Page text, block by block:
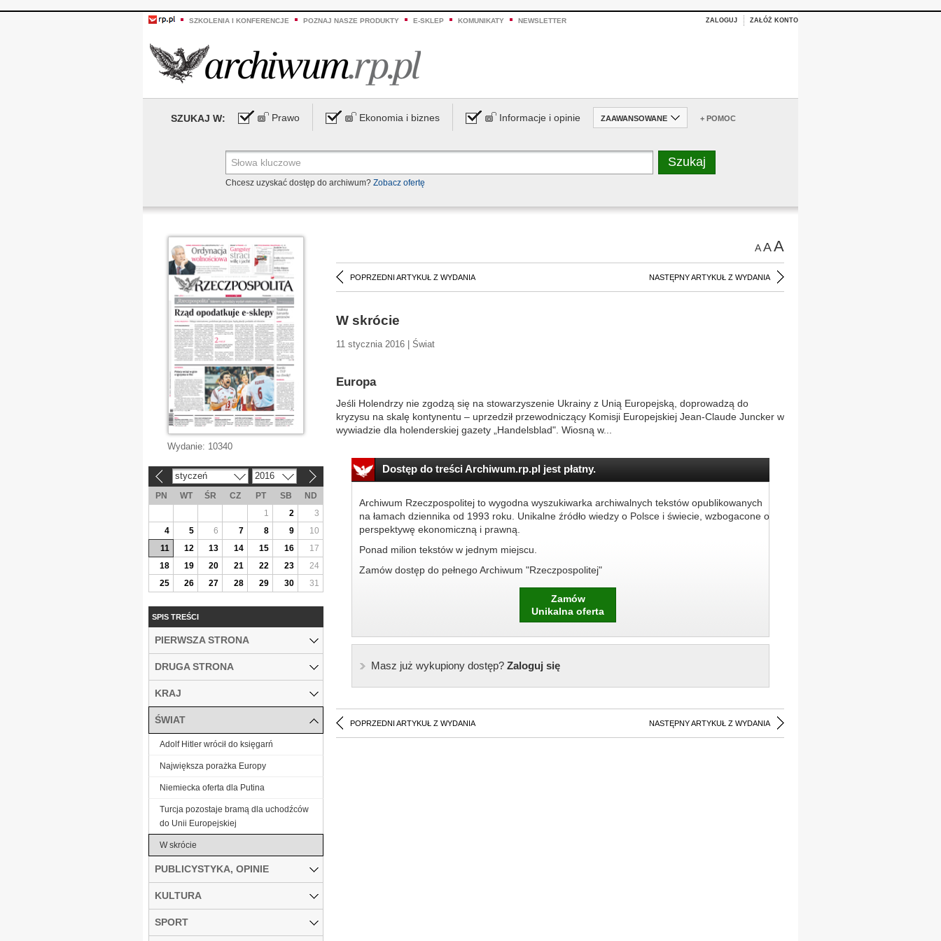
SZKOLENIA I KONFERENCJE POZNAJ NASZE PRODUKTY E-SKLEP KOMUNIKATY NEWSLETTER ZALOGUJ ZAŁÓŻ KONTO
SZUKAJ W: Prawo Ekonomia i biznes Informacje i opinie ZAAWANSOWANE + POMOC
Chcesz uzyskać dostęp do archiwum? Zobacz ofertę
AAA
POPRZEDNI ARTYKUŁ Z WYDANIA NASTĘPNY ARTYKUŁ Z WYDANIA
W skrócie
11 stycznia 2016 | Świat
Europa
Jeśli Holendrzy nie zgodzą się na stowarzyszenie Ukrainy z Unią Europejską, doprowadzą do
kryzysu na skalę kontynentu – uprzedził przewodniczący Komisji Europejskiej Jean-Claude Juncker w
wywiadzie dla holenderskiej gazety „Handelsblad". Wiosną w...
Dostęp do treści Archiwum.rp.pl jest płatny.
Archiwum Rzeczpospolitej to wygodna wyszukiwarka archiwalnych tekstów opublikowanych
na łamach dziennika od 1993 roku. Unikalne źródło wiedzy o Polsce i świecie, wzbogacone o
perspektywę ekonomiczną i prawną.
Ponad milion tekstów w jednym miejscu.
Zamów dostęp do pełnego Archiwum "Rzeczpospolitej"
Zamów
Unikalna oferta
Masz już wykupiony dostęp?Zaloguj się
POPRZEDNI ARTYKUŁ Z WYDANIA NASTĘPNY ARTYKUŁ Z WYDANIA
Wydanie: 10340
styczeń 2016
PN WT ŚR CZ PT SB
ND
1
2
3
4
5 6 7 8 9
10
11
12 13 14 15 16
17
18
19 20 21 22 23
24
25
26 27 28 29 30 31
SPIS TREŚCI
PIERWSZA STRONA
DRUGA STRONA
KRAJ
ŚWIAT
Adolf Hitler wrócił do księgarń
Największa porażka Europy
Niemiecka oferta dla Putina
Turcja pozostaje bramą dla uchodźców
do Unii Europejskiej
W skrócie
PUBLICYSTYKA, OPINIE
KULTURA
SPORT